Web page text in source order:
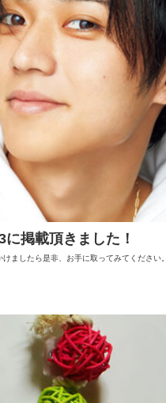
掲載頂きました！
ましたら是非、お手に取ってみてください。